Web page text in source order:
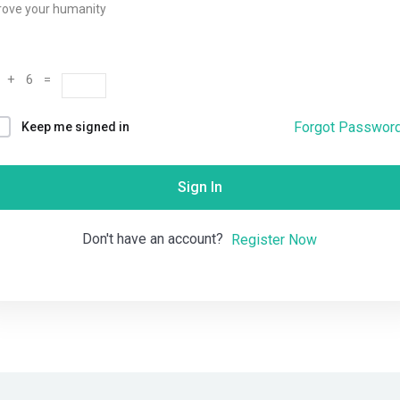
your humanity
+ 6 =
Keep me signed in Forgot
Sign In
Don't have an account? Register Now